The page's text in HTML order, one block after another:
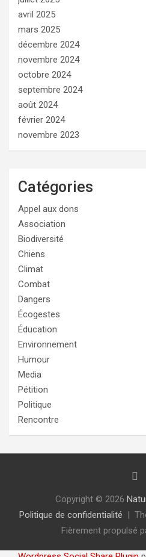
avril 2025
mars 2025
décembre 2024
novembre 2024
octobre 2024
septembre 2024
août 2024
février 2024
novembre 2023
Catégories
Appel aux dons
Association
Biodiversité
Chiens
Climat
Combat
Dangers
Écogestes
Éducation
Environnement
Humour
Media
Pétition
Politique
Rencontre
Copyright © 2026
Politique de confidentialité
Fièrement propulsé